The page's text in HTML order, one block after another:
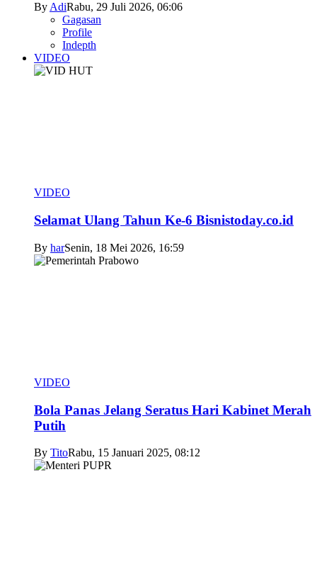
ByAdiRabu, 29 Juli 2026, 06:06
Gagasan
Profile
Indepth
VIDEO
VIDEO
Selamat Ulang Tahun Ke-6 Bisnistoday.co.id
By harSenin, 18 Mei 2026, 16:59
VIDEO
Bola Panas Jelang Seratus Hari Kabinet Merah
Putih
By TitoRabu, 15 Januari 2025, 08:12